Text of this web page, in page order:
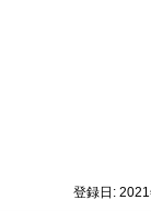
登録日: